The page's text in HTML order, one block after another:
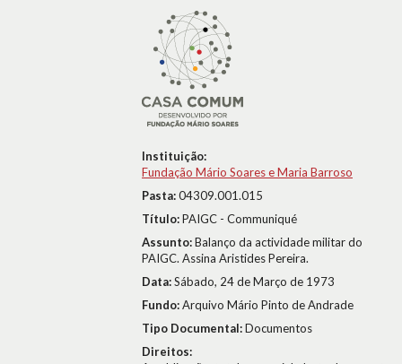
Instituição:
Fundação Mário Soares e Maria Barroso
Pasta:04309.001.015
Título:PAIGC - Communiqué
Assunto:Balanço da actividade militar do
PAIGC. Assina Aristides Pereira.
Data:Sábado, 24 de Março de 1973
Fundo:Arquivo Mário Pinto de Andrade
Tipo Documental:Documentos
Direitos: